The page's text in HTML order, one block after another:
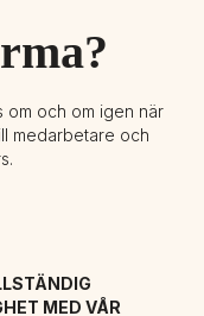
om och om igen när
medarbetare och
MED VÅR